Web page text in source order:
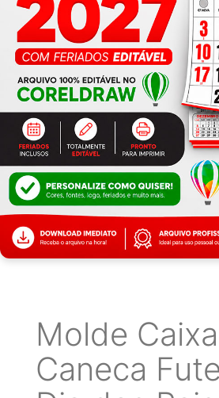
Molde Caixa
Caneca